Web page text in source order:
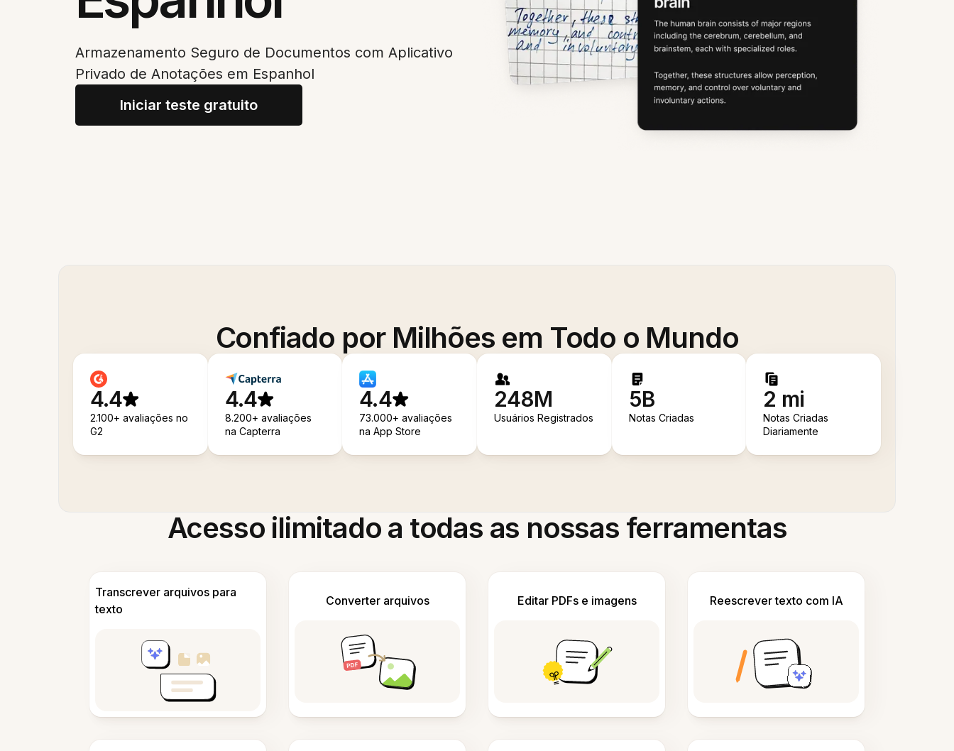
Armazenamento Seguro de Documentos com Aplicativo
Privado de Anotações em Espanhol
Iniciar teste gratuito
Confiado por Milhões em Todo o Mundo
4.4
2.100+ avaliações no
G2
4.4
8.200+ avaliações
na Capterra
4.4
73.000+ avaliações
na App Store
248M
Usuários Registrados
5B
Notas Criadas
2 mi
Notas Criadas
Diariamente
Acesso ilimitado a todas as nossas ferramentas
Transcrever arquivos para
texto
Converter arquivos Editar PDFs e imagens Reescrever texto com IA